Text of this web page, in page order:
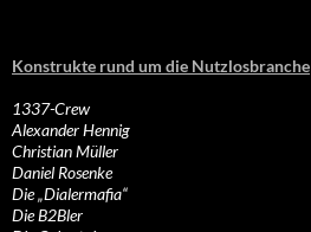
Konstrukte rund um die Nutzlosbranche
1337-Crew
Alexander Hennig
Christian Müller
Daniel Rosenke
Die „Dialermafia“
Die B2Bler